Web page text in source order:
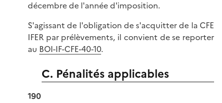
décembre de l'année d'imposition.
S'agissant de l'obligation de s'acquitter de la CFE
IFER par prélèvements, il convient de se reporter
au BOI-IF-CFE-40-10.
C. Pénalités applicables
190